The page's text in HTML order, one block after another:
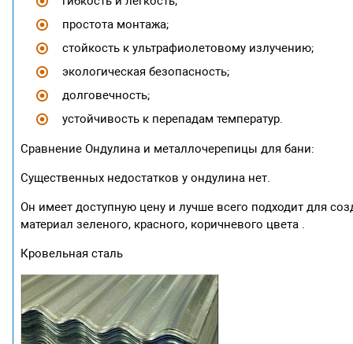
простота монтажа;
стойкость к ультрафиолетовому излучению;
экологическая безопасность;
долговечность;
устойчивость к перепадам температур.
Сравнение Ондулина и металлочерепицы для бани:
Существенных недостатков у ондулина нет.
Он имеет доступную цену и лучше всего подходит для
материал зеленого, красного, коричневого цвета .
Кровельная сталь